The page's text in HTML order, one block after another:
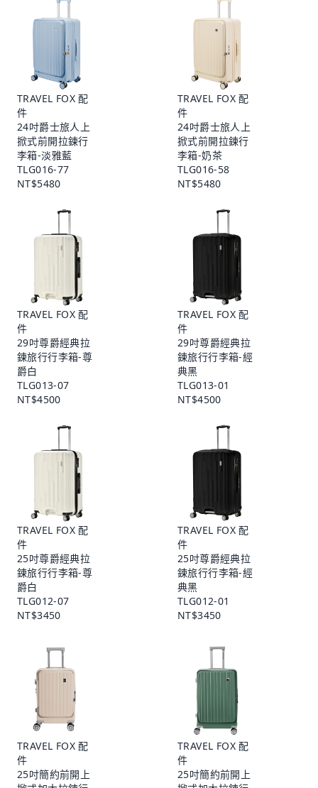
TRAVEL FOX 配
件
24吋爵士旅人上
掀式前開拉鍊行
李箱-淡雅藍
TLG016-77
NT$5480
TRAVEL FOX 配
件
24吋爵士旅人上
掀式前開拉鍊行
李箱-奶茶
TLG016-58
NT$5480
TRAVEL FOX 配
件
29吋尊爵經典拉
鍊旅行行李箱-尊
爵白
TLG013-07
NT$4500
TRAVEL FOX 配
件
29吋尊爵經典拉
鍊旅行行李箱-經
典黑
TLG013-01
NT$4500
TRAVEL FOX 配
件
25吋尊爵經典拉
鍊旅行行李箱-尊
爵白
TLG012-07
NT$3450
TRAVEL FOX 配
件
25吋尊爵經典拉
鍊旅行行李箱-經
典黑
TLG012-01
NT$3450
TRAVEL FOX 配
件
25吋簡約前開上
TRAVEL FOX 配
件
25吋簡約前開上